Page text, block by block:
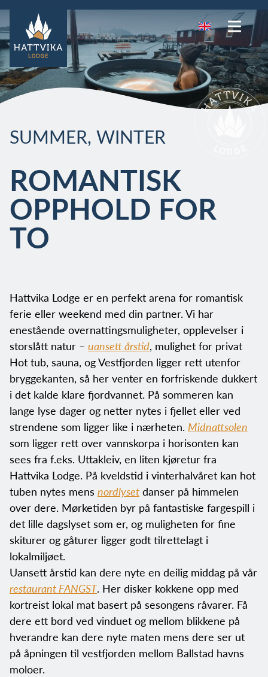
SUMMER, WINTER
ROMANTISK
OPPHOLD FOR
TO
Hattvika Lodge er en perfekt arena for romantisk
ferie eller weekend med din partner. Vi har
enestående overnattingsmuligheter, opplevelser i
storslått natur – uansett årstid, mulighet for privat
Hot tub, sauna, og Vestfjorden ligger rett utenfor
bryggekanten, så her venter en forfriskende dukkert
i det kalde klare fjordvannet. På sommeren kan
lange lyse dager og netter nytes i fjellet eller ved
strendene som ligger like i nærheten. Midnattsolen
som ligger rett over vannskorpa i horisonten kan
sees fra f.eks. Uttakleiv, en liten kjøretur fra
Hattvika Lodge. På kveldstid i vinterhalvåret kan hot
tuben nytes mens nordlyset danser på himmelen
over dere. Mørketiden byr på fantastiske fargespill i
det lille dagslyset som er, og muligheten for fine
skiturer og gåturer ligger godt tilrettelagt i
lokalmiljøet.
Uansett årstid kan dere nyte en deilig middag på vår
restaurant FANGST. Her disker kokkene opp med
kortreist lokal mat basert på sesongens råvarer. Få
dere ett bord ved vinduet og mellom blikkene på
hverandre kan dere nyte maten mens dere ser ut
på åpningen til vestfjorden mellom Ballstad havns
moloer.